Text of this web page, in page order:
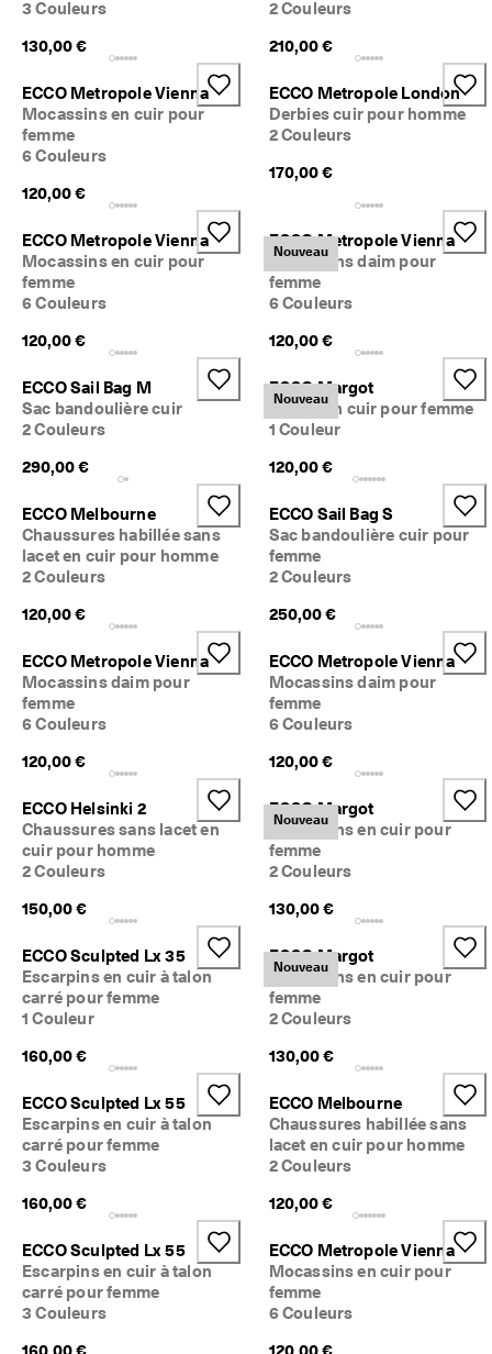
3 Couleurs
130,00 €
2 Couleurs
210,00 €
ECCO Metropole Vienna
Mocassins en cuir pour
femme
6 Couleurs
120,00 €
ECCO Metropole London
Derbies cuir pour homme
2 Couleurs
170,00 €
ECCO Metropole Vienna
Mocassins en cuir pour
femme
6 Couleurs
120,00 €
Nouveau
ECCO Metropole Vienna
Mocassins daim pour
femme
6 Couleurs
120,00 €
ECCO Sail Bag M
Sac bandoulière cuir
2 Couleurs
290,00 €
Nouveau
ECCO Margot
Babies en cuir pour femme
1 Couleur
120,00 €
ECCO Melbourne
Chaussures habillée sans
lacet en cuir pour homme
2 Couleurs
120,00 €
ECCO Sail Bag S
Sac bandoulière cuir pour
femme
2 Couleurs
250,00 €
ECCO Metropole Vienna
Mocassins daim pour
femme
6 Couleurs
120,00 €
ECCO Metropole Vienna
Mocassins daim pour
femme
6 Couleurs
120,00 €
ECCO Helsinki 2
Chaussures sans lacet en
cuir pour homme
2 Couleurs
150,00 €
Nouveau
ECCO Margot
Mocassins en cuir pour
femme
2 Couleurs
130,00 €
ECCO Sculpted Lx 35
Escarpins en cuir à talon
carré pour femme
1 Couleur
160,00 €
Nouveau
ECCO Margot
Mocassins en cuir pour
femme
2 Couleurs
130,00 €
ECCO Sculpted Lx 55
Escarpins en cuir à talon
carré pour femme
3 Couleurs
160,00 €
ECCO Melbourne
Chaussures habillée sans
lacet en cuir pour homme
2 Couleurs
120,00 €
ECCO Sculpted Lx 55
Escarpins en cuir à talon
carré pour femme
3 Couleurs
ECCO Metropole Vienna
Mocassins en cuir pour
femme
6 Couleurs